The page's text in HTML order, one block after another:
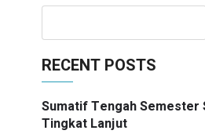
RECENT POSTS
Sumatif Tengah Semester
Tingkat Lanjut